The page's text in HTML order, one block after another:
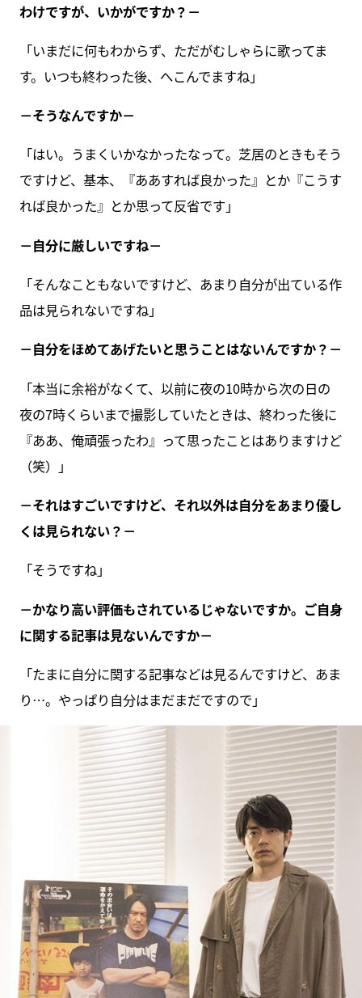
わけですが、いかがですか？－
「いまだに何もわからず、ただがむしゃらに歌ってま
す。いつも終わった後、へこんでますね」
－そうなんですか－
「はい。うまくいかなかったなって。芝居のときもそう
ですけど、基本、『ああすれば良かった』とか『こうす
れば良かった』とか思って反省です」
－自分に厳しいですね－
「そんなこともないですけど、あまり自分が出ている作
品は見られないですね」
－自分をほめてあげたいと思うことはないんですか？－
「本当に余裕がなくて、以前に夜の10時から次の日の
夜の7時くらいまで撮影していたときは、終わった後に
『ああ、俺頑張ったわ』って思ったことはありますけど
（笑）」
－それはすごいですけど、それ以外は自分をあまり優し
くは見られない？－
「そうですね」
－かなり高い評価もされているじゃないですか。ご自身
に関する記事は見ないんですか－
「たまに自分に関する記事などは見るんですけど、あま
り…。やっぱり自分はまだまだですので」